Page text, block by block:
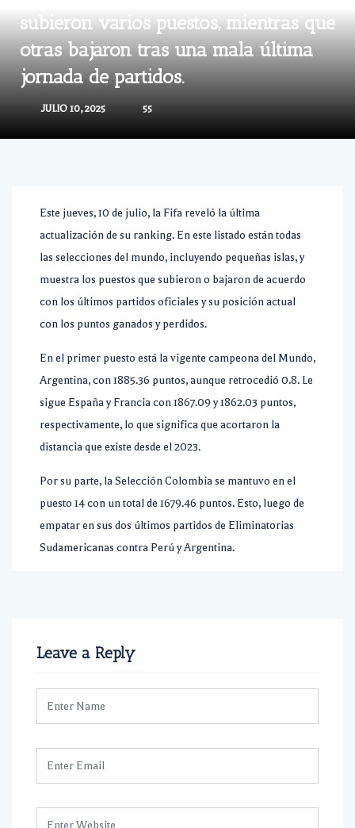
subieron varios puestos, mientras que
otras bajaron tras una mala última
jornada de partidos.
JULIO 10, 2025 55
Este jueves, 10 de julio, la Fifa reveló la última
actualización de su ranking. En este listado están todas
las selecciones del mundo, incluyendo pequeñas islas, y
muestra los puestos que subieron o bajaron de acuerdo
con los últimos partidos oficiales y su posición actual
con los puntos ganados y perdidos.
En el primer puesto está la vigente campeona del Mundo,
Argentina, con 1885.36 puntos, aunque retrocedió 0.8. Le
sigue España y Francia con 1867.09 y 1862.03 puntos,
respectivamente, lo que significa que acortaron la
distancia que existe desde el 2023.
Por su parte, la Selección Colombia se mantuvo en el
puesto 14 con un total de 1679.46 puntos. Esto, luego de
empatar en sus dos últimos partidos de Eliminatorias
Sudamericanas contra Perú y Argentina.
Leave a Reply